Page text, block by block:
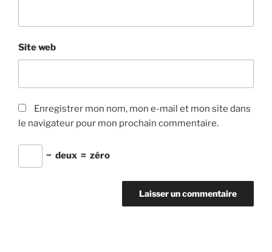
Site web
Enregistrer mon nom, mon e-mail et mon site dans
le navigateur pour mon prochain commentaire.
− deux = zéro